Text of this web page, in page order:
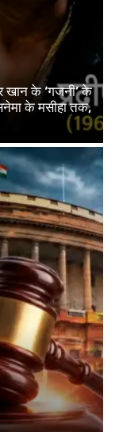
के ‘गजनी’ के
के मसीहा तक,